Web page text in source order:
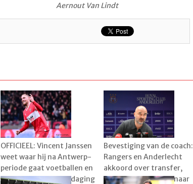
Aernout Van Lindt
OFFICIEEL: Vincent Janssen
weet waar hij na Antwerp-
periode gaat voetballen en
kiest voor aparte uitdaging
Bevestiging van de coach:
Rangers en Anderlecht
akkoord over transfer,
speler al vertrokken naar